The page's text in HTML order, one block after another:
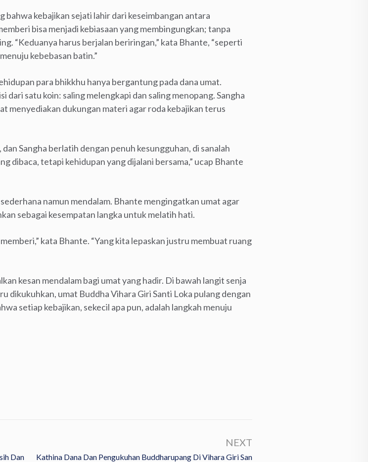
bahwa kebajikan sejati lahir dari keseimbangan antara
bisa menjadi kebiasaan yang membingungkan; tanpa
“Keduanya harus berjalan beriringan,” kata Bhante, “seperti
kebebasan batin.”
para bhikkhu hanya bergantung pada dana umat.
dari satu koin: saling melengkapi dan saling menopang. Sangha
menyediakan dukungan materi agar roda kebajikan terus
Sangha berlatih dengan penuh kesungguhan, di sanalah
dibaca, tetapi kehidupan yang dijalani bersama,” ucap Bhante
namun mendalam. Bhante mengingatkan umat agar
sebagai kesempatan langka untuk melatih hati.
kata Bhante. “Yang kita lepaskan justru membuat ruang
kesan mendalam bagi umat yang hadir. Di bawah langit senja
dikukuhkan, umat Buddha Vihara Giri Santi Loka pulang dengan
setiap kebajikan, sekecil apa pun, adalah langkah menuju
Dan
NEXT
Kathina Dana Dan Pengukuhan Buddharupang Di Vihara Giri San